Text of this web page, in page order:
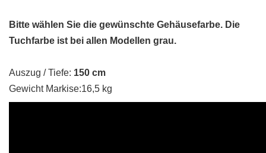
Bitte wählen Sie die gewünschte Gehäusefarbe. Die
Tuchfarbe ist bei allen Modellen grau.
Auszug / Tiefe: 150 cm
Gewicht Markise:16,5 kg